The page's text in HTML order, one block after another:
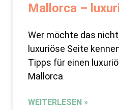
Mallorca –
Wer möchte das
luxuriöse Seite
Tipps für einen
Mallorca
WEITERLESEN »